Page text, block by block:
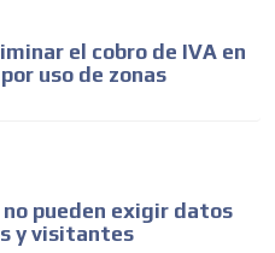
el cobro de IVA en
uso de zonas
pueden exigir datos
y visitantes